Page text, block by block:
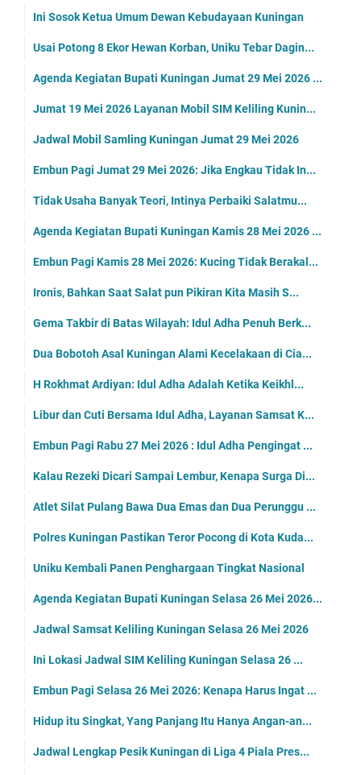
Ini Sosok Ketua Umum Dewan Kebudayaan Kuningan
Usai Potong 8 Ekor Hewan Korban, Uniku Tebar Dagin...
Agenda Kegiatan Bupati Kuningan Jumat 29 Mei 2026 ...
Jumat 19 Mei 2026 Layanan Mobil SIM Keliling Kunin...
Jadwal Mobil Samling Kuningan Jumat 29 Mei 2026
Embun Pagi Jumat 29 Mei 2026: Jika Engkau Tidak In...
Tidak Usaha Banyak Teori, Intinya Perbaiki Salatmu...
Agenda Kegiatan Bupati Kuningan Kamis 28 Mei 2026 ...
Embun Pagi Kamis 28 Mei 2026: Kucing Tidak Berakal...
Ironis, Bahkan Saat Salat pun Pikiran Kita Masih S...
Gema Takbir di Batas Wilayah: Idul Adha Penuh Berk...
Dua Bobotoh Asal Kuningan Alami Kecelakaan di Cia...
H Rokhmat Ardiyan: Idul Adha Adalah Ketika Keikhl...
Libur dan Cuti Bersama Idul Adha, Layanan Samsat K...
Embun Pagi Rabu 27 Mei 2026 : Idul Adha Pengingat ...
Kalau Rezeki Dicari Sampai Lembur, Kenapa Surga Di...
Atlet Silat Pulang Bawa Dua Emas dan Dua Perunggu ...
Polres Kuningan Pastikan Teror Pocong di Kota Kuda...
Uniku Kembali Panen Penghargaan Tingkat Nasional
Agenda Kegiatan Bupati Kuningan Selasa 26 Mei 2026...
Jadwal Samsat Keliling Kuningan Selasa 26 Mei 2026
Ini Lokasi Jadwal SIM Keliling Kuningan Selasa 26 ...
Embun Pagi Selasa 26 Mei 2026: Kenapa Harus Ingat ...
Hidup itu Singkat, Yang Panjang Itu Hanya Angan-an...
Jadwal Lengkap Pesik Kuningan di Liga 4 Piala Pres...